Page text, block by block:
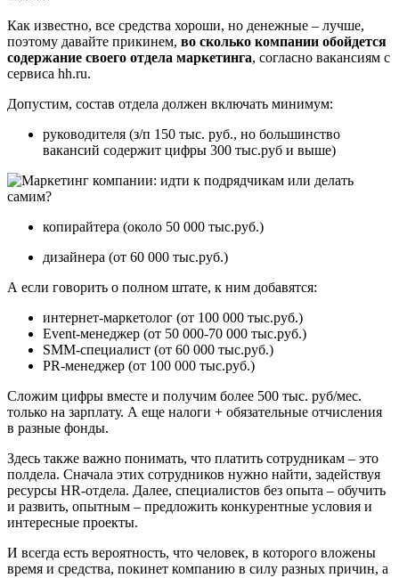
Как известно, все средства хороши, но денежные – лучше,
поэтому давайте прикинем, во сколько компании обойдется
содержание своего отдела маркетинга, согласно вакансиям с
сервиса hh.ru.
Допустим, состав отдела должен включать минимум:
руководителя (з/п 150 тыс. руб., но большинство
вакансий содержит цифры 300 тыс.руб и выше)
копирайтера (около 50 000 тыс.руб.)
дизайнера (от 60 000 тыс.руб.)
А если говорить о полном штате, к ним добавятся:
интернет-маркетолог (от 100 000 тыс.руб.)
Event-менеджер (от 50 000-70 000 тыс.руб.)
SMM-специалист (от 60 000 тыс.руб.)
PR-менеджер (от 100 000 тыс.руб.)
Сложим цифры вместе и получим более 500 тыс. руб/мес.
только на зарплату. А еще налоги + обязательные отчисления
в разные фонды.
Здесь также важно понимать, что платить сотрудникам – это
полдела. Сначала этих сотрудников нужно найти, задействуя
ресурсы HR-отдела. Далее, специалистов без опыта – обучить
и развить, опытным – предложить конкурентные условия и
интересные проекты.
И всегда есть вероятность, что человек, в которого вложены
время и средства, покинет компанию в силу разных причин, а